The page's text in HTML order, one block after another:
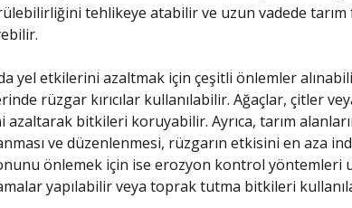
tehlikeye atabilir ve uzun vadede
yel etkilerini azaltmak için çeşitli önlemler
rüzgar kırıcılar kullanılabilir. Ağaçlar, çitler
azaltarak bitkileri koruyabilir. Ayrıca, tarım
ve düzenlenmesi, rüzgarın etkisini en aza
önlemek için ise erozyon kontrol yöntemleri
yapılabilir veya toprak tutma bitkileri